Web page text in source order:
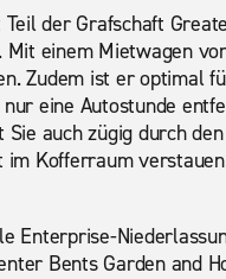
Teil der Grafschaft
einem Mietwagen
Zudem ist er optimal
eine Autostunde
Sie auch zügig durch
im Kofferraum
Enterprise-
Bents Garden and